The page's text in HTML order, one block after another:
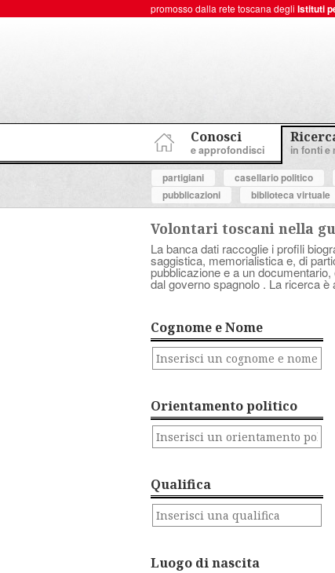
promosso dalla rete toscana degli Istituti
Conosci
e approfondisci in fonti e
partigiani
casellario politico
pubblicazioni
biblioteca virtuale
Volontari toscani nella
La banca dati raccoglie i profili
saggistica, memorialistica e, di
pubblicazione e a un
dal governo spagnolo . La ricerca
Cognome e Nome
Orientamento politico
Qualifica
Luogo di nascita